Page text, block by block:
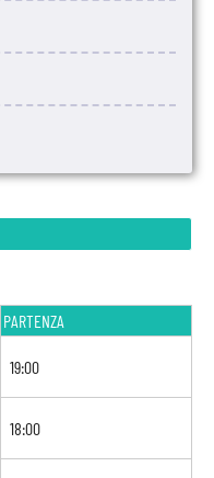
PARTENZA
19:00
18:00